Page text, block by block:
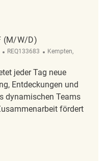
d) REQ123588
(M/W/D)
ReqId
REQ133683 Ort
Kempten,
jeder Tag neue
Entdeckungen und
dynamischen Teams
fördert
d) REQ133683